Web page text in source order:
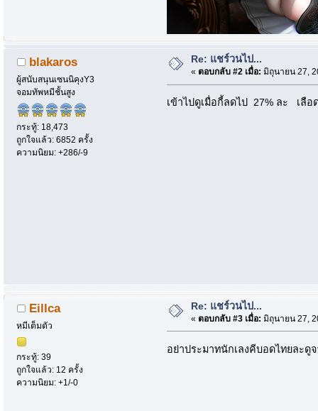
blakaros
ผู้สนับสนุนเซนนิคุงY3
จอมทัพหมีชั้นสูง
กระทู้: 18,473
ถูกใจแล้ว: 6852 ครั้ง
ความนิยม: +286/-9
Re: แชร์วนไป...
« ตอบกลับ #2 เมื่อ: มิถุนายน 27,
เข้าไปดูเมื่อกี้ลดไป 27% ละ เลือ
Eillca
หมีเต็มตัว
กระทู้: 39
ถูกใจแล้ว: 12 ครั้ง
ความนิยม: +1/-0
Re: แชร์วนไป...
« ตอบกลับ #3 เมื่อ: มิถุนายน 27,
อย่าประมาทนักเลงคีบอดไทยละดู